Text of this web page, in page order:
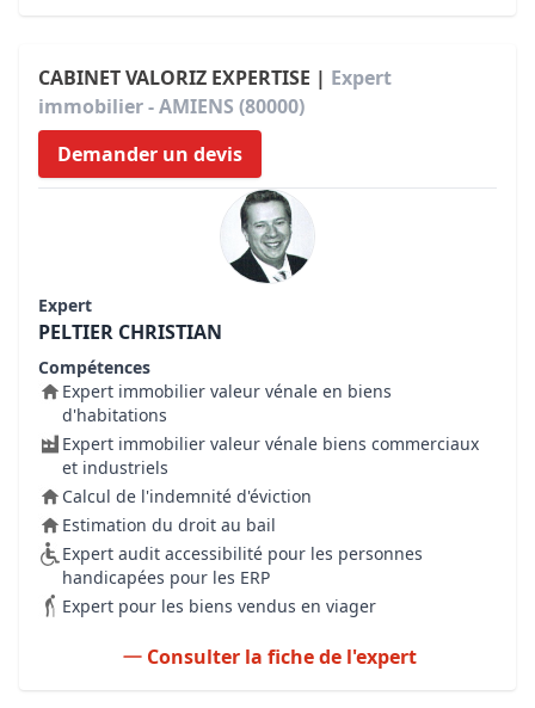
CABINET VALORIZ EXPERTISE | Expert
immobilier - AMIENS (80000)
Demander un devis
Expert
PELTIER CHRISTIAN
Compétences
Expert immobilier valeur vénale en biens
d'habitations
Expert immobilier valeur vénale biens commerciaux
et industriels
Calcul de l'indemnité d'éviction
Estimation du droit au bail
Expert audit accessibilité pour les personnes
handicapées pour les ERP
Expert pour les biens vendus en viager
Consulter la fiche de l'expert